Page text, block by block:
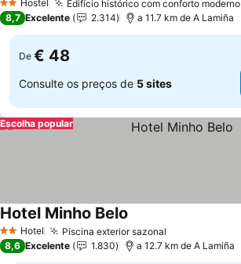
2 Estrelas
Hostel Edifício histórico com conforto moderno
8,7 Excelente 2.314 a 11.7 km de A Lamiña
De € 48
Consulte os preços de 5 sites
Escolha popular
2 Estrelas
Hotel Piscina exterior sazonal
Hotel Minho Belo
8,6 Excelente 1.830 a 12.7 km de A Lamiña